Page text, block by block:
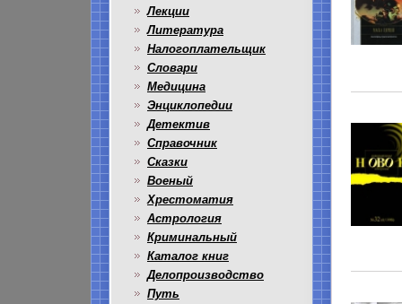
Лекции
Литература
Налогоплательщик
Словари
Медицина
Энциклопедии
Детектив
Справочник
Сказки
Военый
Хрестоматия
Астрология
Криминальный
Каталог книг
Делопроизводство
Путь